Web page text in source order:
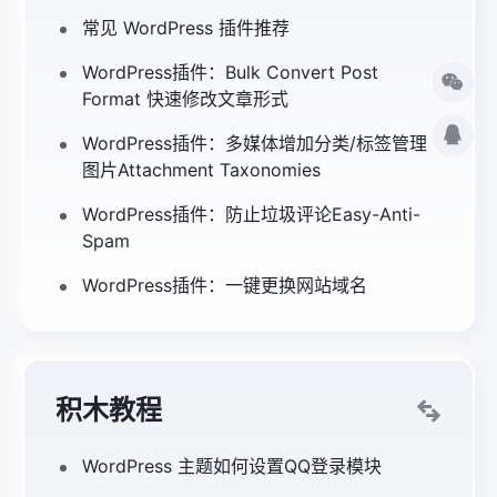
常见 WordPress 插件推荐
WordPress插件：Bulk Convert Post
Format 快速修改文章形式
WordPress插件：多媒体增加分类/标签管理
图片Attachment Taxonomies
WordPress插件：防止垃圾评论Easy-Anti-
Spam
WordPress插件：一键更换网站域名
积木教程
WordPress 主题如何设置QQ登录模块